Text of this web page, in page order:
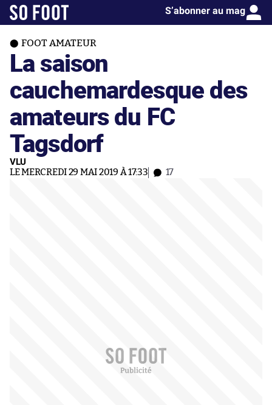
S’abonner au mag
FOOT AMATEUR
La saison
cauchemardesque des
amateurs du FC
Tagsdorf
VLU
LE MERCREDI 29 MAI 2019 À 17:33 17